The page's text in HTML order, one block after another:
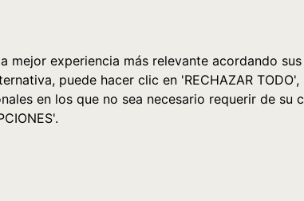
experiencia más relevante acordando
puede hacer clic en 'RECHAZAR
en los que no sea necesario requerir de